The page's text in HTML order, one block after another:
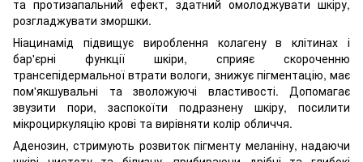
та протизапальний ефект, здатний омолоджувати шкіру,
розгладжувати зморшки.
Ніацинамід підвищує вироблення колагену в клітинах і
бар'єрні функції шкіри, сприяє скороченню
трансепідермальної втрати вологи, знижує пігментацію, має
пом'якшувальні та зволожуючі властивості. Допомагає
звузити пори, заспокоїти подразнену шкіру, посилити
мікроциркуляцію крові та вирівняти колір обличчя.
Аденозин, стримують розвиток пігменту меланіну, надаючи